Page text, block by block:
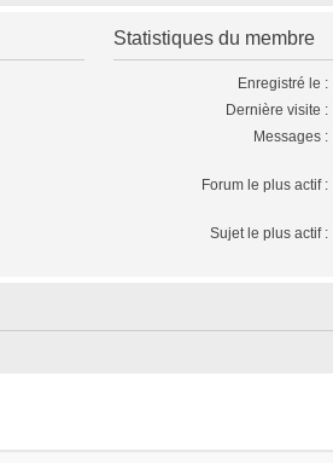
Statistiques du membre
Enregistré le :
Dernière visite :
Messages :
Forum le plus actif :
Sujet le plus actif :